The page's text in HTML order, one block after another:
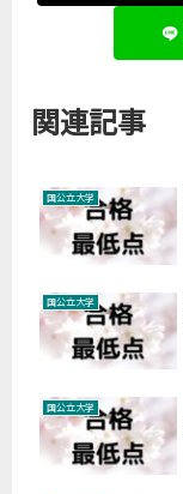
関連記事
国公立大学
国公立大学
国公立大学